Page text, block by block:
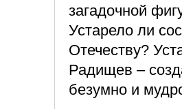
загадочной
Устарело ли
Отечеству?
Радищев –
безумно и